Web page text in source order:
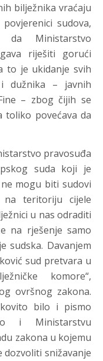
bilježnika vraćaju
sudova,
da Ministarstvo
riješiti gorući
to je ukidanje svih
dužnika – javnih
– zbog čijih se
toliko povećava da
pravosuđa
suda koji je
mogu biti sudovi
na teritoriju cijele
u nas odraditi
na rješenje samo
sudska. Davanjem
sud pretvara u
komore“,
ovršnog zakona.
bilo i pismo
i Ministarstvu
zakona u kojemu
dozvoliti snižavanje